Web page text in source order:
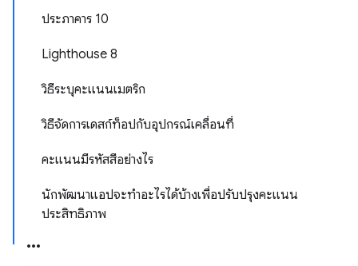
ประภาคาร 10
Lighthouse 8
วิธีระบุคะแนนเมตริก
วิธีจัดการเดสก์ท็อปกับอุปกรณ์เคลื่อนที่
คะแนนมีรหัสสีอย่างไร
นักพัฒนาแอปจะทําอะไรได้บ้างเพื่อปรับปรุงคะแนน
ประสิทธิภาพ